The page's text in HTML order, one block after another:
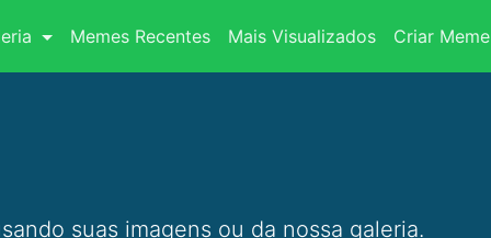
Memes Recentes Mais Visualizados Criar Meme
suas imagens ou da nossa galeria.